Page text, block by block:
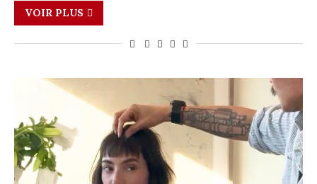
VOIR PLUS